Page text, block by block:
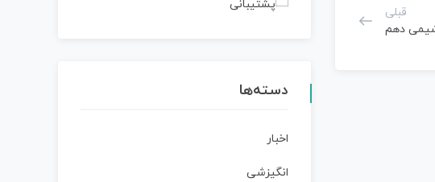
قبلی
دهم
دسته‌ها
اخبار
انگیزشی